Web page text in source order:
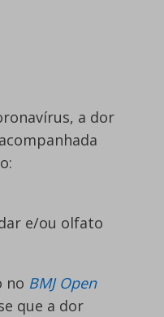
a dor
e/ou olfato
no BMJ Open
que a dor